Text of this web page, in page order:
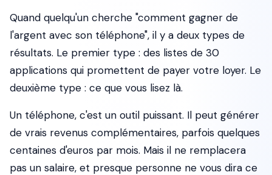
Quand quelqu'un cherche "comment gagner de
l'argent avec son téléphone", il y a deux types de
résultats. Le premier type : des listes de 30
applications qui promettent de payer votre loyer. Le
deuxième type : ce que vous lisez là.
Un téléphone, c'est un outil puissant. Il peut générer
de vrais revenus complémentaires, parfois quelques
centaines d'euros par mois. Mais il ne remplacera
pas un salaire, et presque personne ne vous dira ce